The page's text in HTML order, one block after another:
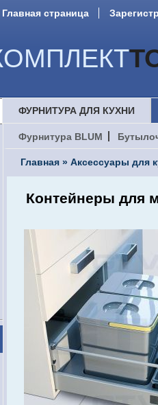
Главная страница
ФУРНИТУРА ДЛЯ КУХНИ
Фурнитура BLUM
Главная » Аксессуары для
Контейнеры для